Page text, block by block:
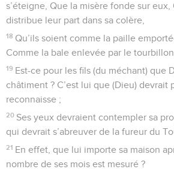
s’éteigne, Que la misère fonde sur eux,
distribue leur part dans sa colère,
18 Qu’ils soient comme la paille
Comme la bale enlevée par le
19 Est-ce pour les fils (du méchant) que
châtiment ? C’est lui que (Dieu) devrait
reconnaisse ;
20 Ses yeux devraient contempler sa
qui devrait s’abreuver de la fureur du
21 En effet, que lui importe sa maison
nombre de ses mois est mesuré ?